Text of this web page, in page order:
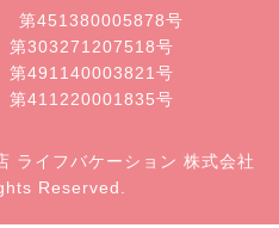
第451380005878号
第303271207518号
第491140003821号
第411220001835号
ライフバケーション 株式会社
Reserved.